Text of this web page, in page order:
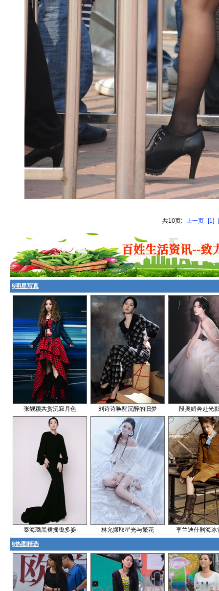
共10页: 上一页 [1]
§明星写真
张靓颖共赏沉寂月色 刘诗诗唤醒沉醉的旧梦 段奥娟奔赴光
秦海璐黑裙摇曳多姿 林允撷取星光与繁花 李兰迪什刹海冰
§热图精选